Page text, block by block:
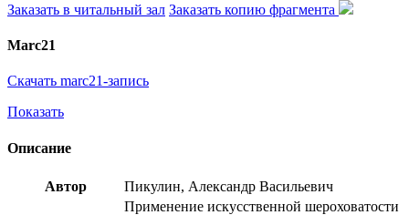
Заказать в читальный зал Заказать копию фрагмента
Marc21
Скачать marc21-запись
Показать
Описание
Автор Пикулин, Александр Васильевич
Применение искусственной шероховатости